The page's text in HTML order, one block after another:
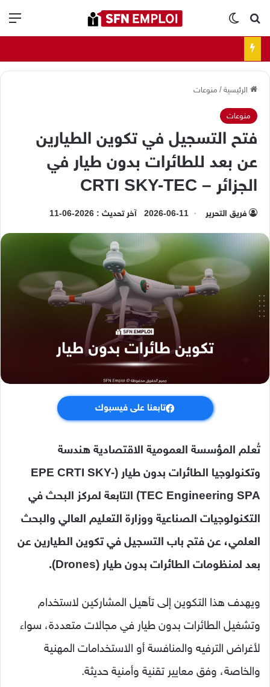
بحث عنالوضع المظلم
الرئيسية/ منوعات
منوعات
فتح التسجيل في تكوين الطيارين
عن بعد للطائرات بدون طيار في
الجزائر – CRTI SKY-TEC
فريق التحرير 2026-06-11 آخر تحديث : 2026-06-11
تابعنا على فيسبوك
تُعلم المؤسسة العمومية الاقتصادية هندسة
وتكنولوجيا الطائرات بدون طيار (EPE CRTI SKY-
TEC Engineering SPA) التابعة لمركز البحث في
التكنولوجيات الصناعية ووزارة التعليم العالي والبحث
العلمي، عن فتح باب التسجيل في تكوين الطيارين عن
بعد لمنظومات الطائرات بدون طيار (Drones).
ويهدف هذا التكوين إلى تأهيل المشاركين لاستخدام
وتشغيل الطائرات بدون طيار في مجالات متعددة، سواء
لأغراض الترفيه والمنافسة أو الاستخدامات المهنية
والخاصة، وفق معايير تقنية وأمنية حديثة.